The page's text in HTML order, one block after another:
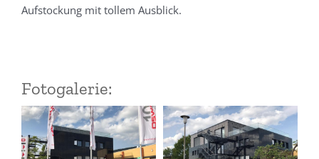
Aufstockung mit tollem Ausblick.
Fotogalerie: